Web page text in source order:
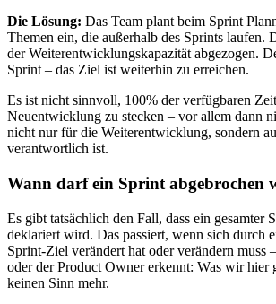
Die Lösung: Das Team plant beim Sprint
Themen ein, die außerhalb des Sprints laufen.
der Weiterentwicklungskapazität abgezogen.
Sprint – das Ziel ist weiterhin zu erreichen.
Es ist nicht sinnvoll, 100% der verfügbaren
Neuentwicklung zu stecken – vor allem dann
nicht nur für die Weiterentwicklung, sondern
verantwortlich ist.
Wann darf ein Sprint abgebrochen
Es gibt tatsächlich den Fall, dass ein gesamter
deklariert wird. Das passiert, wenn sich durch
Sprint-Ziel verändert hat oder verändern muss
oder der Product Owner erkennt: Was wir hier
keinen Sinn mehr.